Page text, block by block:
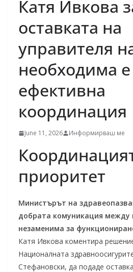
Катя Ивкова
оставката на
управителя
необходима е
ефективна
координация
June 11, 2026 Информирваш ме
приоритет
Министърът на
добрата комуникация между
незаменима за
Катя Ивкова коментира
Националната
Стефановски, да подаде